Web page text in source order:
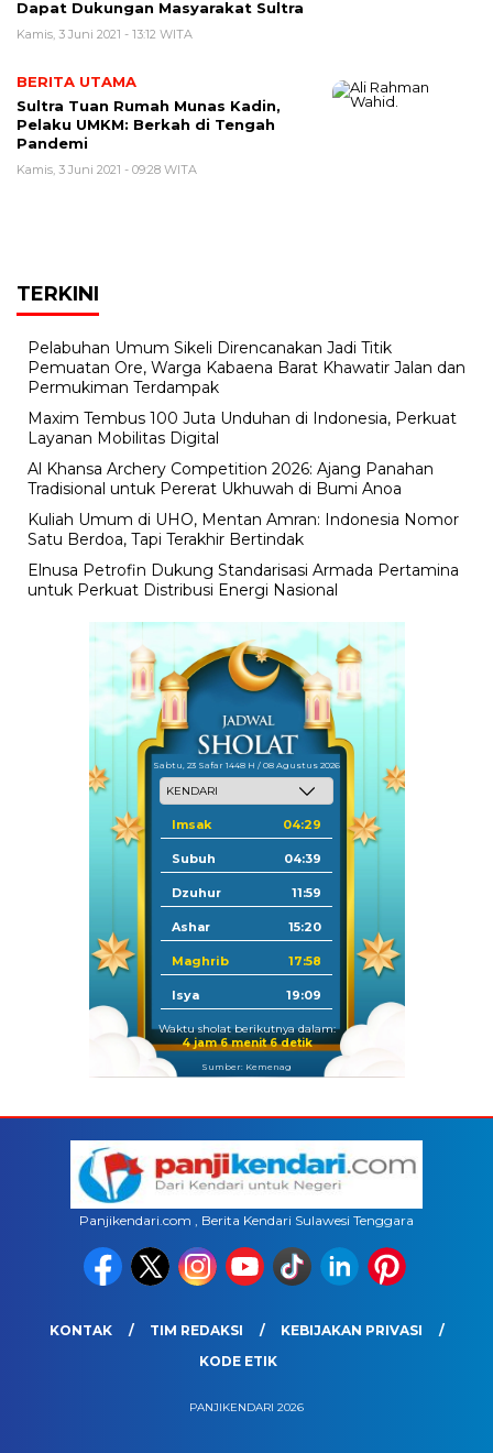
Dapat Dukungan Masyarakat Sultra
Kamis, 3 Juni 2021 - 13:12 WITA
BERITA UTAMA
Sultra Tuan Rumah Munas Kadin,
Pelaku UMKM: Berkah di Tengah
Pandemi
Kamis, 3 Juni 2021 - 09:28 WITA
TERKINI
Pelabuhan Umum Sikeli Direncanakan Jadi Titik
Pemuatan Ore, Warga Kabaena Barat Khawatir Jalan dan
Permukiman Terdampak
Maxim Tembus 100 Juta Unduhan di Indonesia, Perkuat
Layanan Mobilitas Digital
Al Khansa Archery Competition 2026: Ajang Panahan
Tradisional untuk Pererat Ukhuwah di Bumi Anoa
Kuliah Umum di UHO, Mentan Amran: Indonesia Nomor
Satu Berdoa, Tapi Terakhir Bertindak
Elnusa Petrofin Dukung Standarisasi Armada Pertamina
untuk Perkuat Distribusi Energi Nasional
Sabtu, 23 Safar 1448 H / 08 Agustus 2026
Imsak 04:29
Subuh 04:39
Dzuhur 11:59
Ashar 15:20
Maghrib 17:58
Isya 19:09
Waktu sholat berikutnya dalam:
4 jam 6 menit 5 detik
Sumber: Kemenag
Panjikendari.com , Berita Kendari Sulawesi Tenggara
KONTAK TIM REDAKSI
KEBIJAKAN PRIVASI
KODE ETIK
PANJIKENDARI 2026